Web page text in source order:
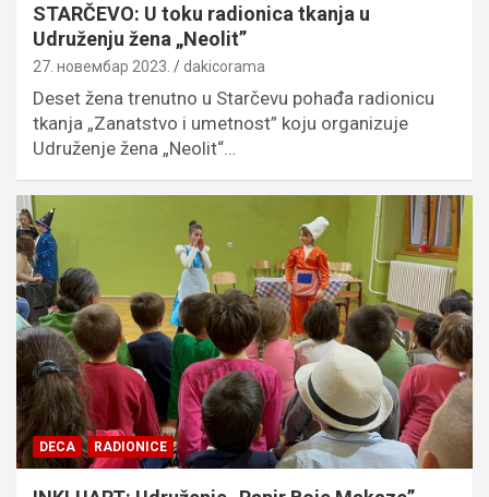
STARČEVO: U toku radionica tkanja u
Udruženju žena „Neolit”
27. новембар 2023. dakicorama
Deset žena trenutno u Starčevu pohađa radionicu
tkanja „Zanatstvo i umetnost” koju organizuje
Udruženje žena „Neolit“…
DECA RADIONICE